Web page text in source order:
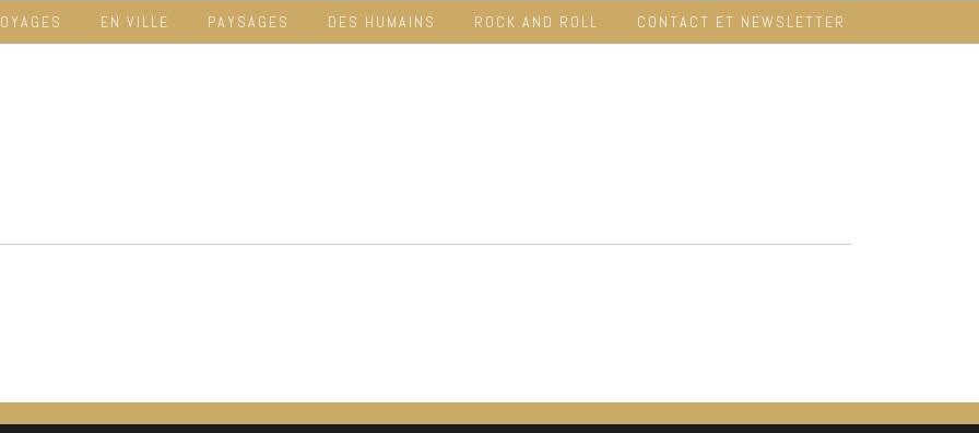
EN VILLE PAYSAGES DES HUMAINS ROCK AND ROLL CONTACT ET NEWSLETTER